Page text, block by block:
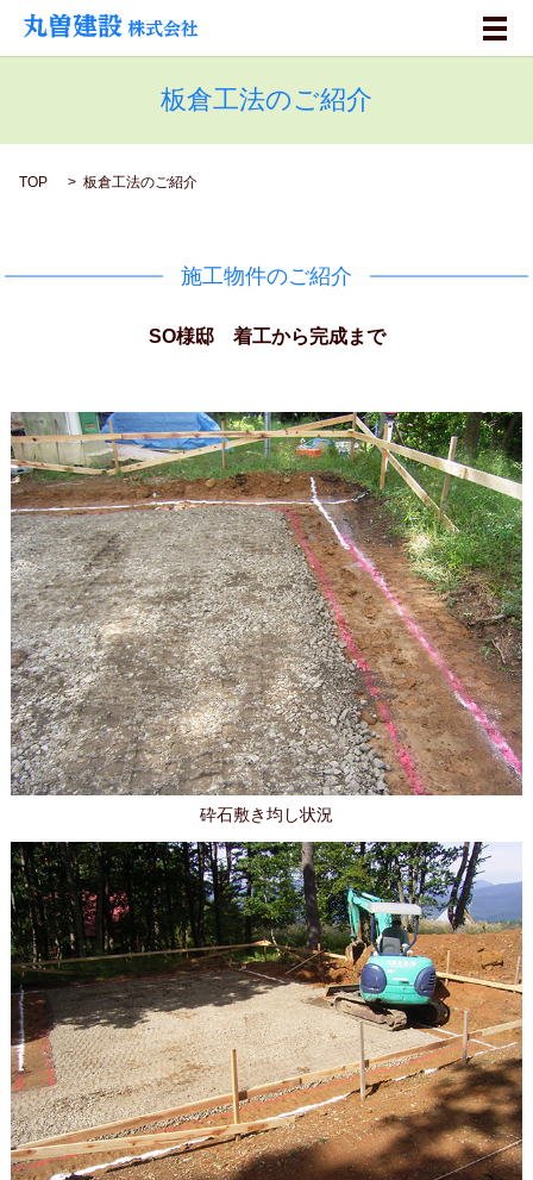
メ
板倉工法のご紹介
TOP 板倉工法のご紹介
施工物件のご紹介
SO様邸 着工から完成まで
砕石敷き均し状況